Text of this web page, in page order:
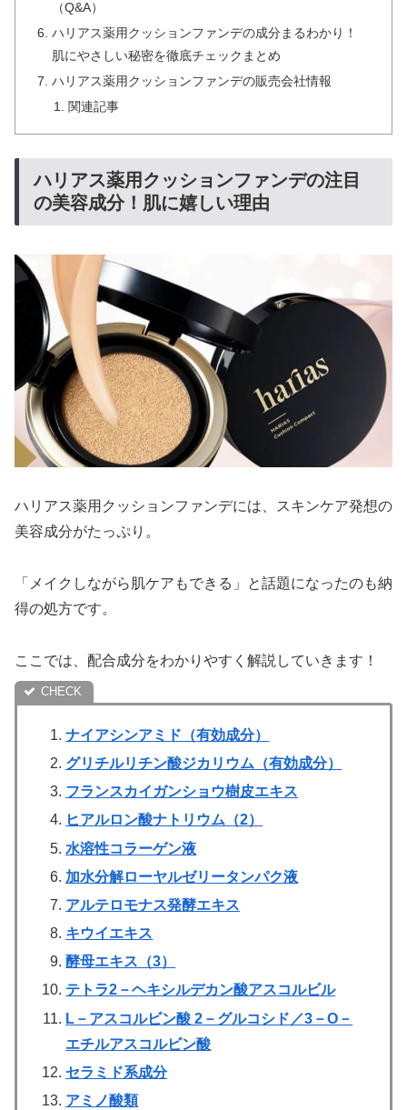
（Q&A）
ハリアス薬用クッションファンデの成分まるわかり！
肌にやさしい秘密を徹底チェックまとめ
ハリアス薬用クッションファンデの販売会社情報
関連記事
ハリアス薬用クッションファンデの注目
の美容成分！肌に嬉しい理由
ハリアス薬用クッションファンデには、スキンケア発想の
美容成分がたっぷり。
「メイクしながら肌ケアもできる」と話題になったのも納
得の処方です。
ここでは、配合成分をわかりやすく解説していきます！
ナイアシンアミド（有効成分）
グリチルリチン酸ジカリウム（有効成分）
フランスカイガンショウ樹皮エキス
ヒアルロン酸ナトリウム（2）
水溶性コラーゲン液
加水分解ローヤルゼリータンパク液
アルテロモナス発酵エキス
キウイエキス
酵母エキス（3）
テトラ2－ヘキシルデカン酸アスコルビル
L－アスコルビン酸 2－グルコシド／3－O－
エチルアスコルビン酸
セラミド系成分
アミノ酸類